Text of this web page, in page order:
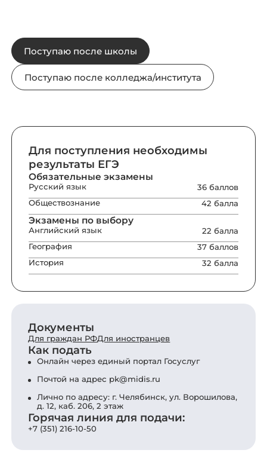
Поступаю после школы
Поступаю после колледжа/института
Для поступления необходимы
результаты ЕГЭ
Обязательные экзамены
Русский язык
36 баллов
Обществознание
42 балла
Экзамены по выбору
Английский язык
22 балла
География
37 баллов
История
32 балла
Документы
Для граждан РФДля иностранцев
Как подать
Онлайн через единый портал Госуслуг
Почтой на адрес pk@midis.ru
Лично по адресу: г. Челябинск, ул. Ворошилова,
д. 12, каб. 206, 2 этаж
Горячая линия для подачи:
+7 (351) 216-10-50